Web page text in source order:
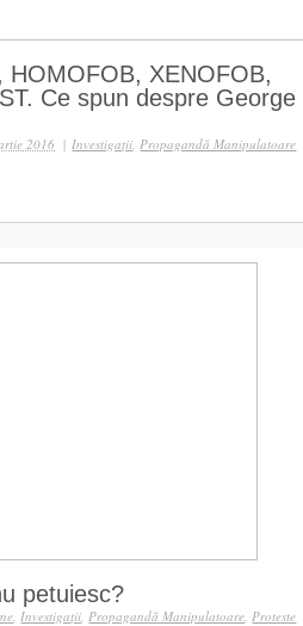
HOMOFOB, XENOFOB,
Ce spun despre George
| Investigaţii,Propagandă Manipulatoare
2016
petuiesc?
,Investigaţii,Propagandă Manipulatoare,Proteste